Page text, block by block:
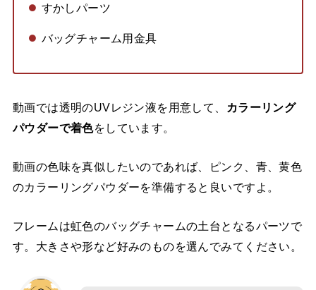
すかしパーツ
バッグチャーム用金具
動画では透明のUVレジン液を用意して、
カラーリング
パウダーで着色をしています。
動画の色味を真似したいのであれば、ピンク、青、黄色
のカラーリングパウダーを準備すると良いですよ。
フレームは虹色のバッグチャームの土台となるパーツで
す。大きさや形など好みのものを選んでみてください。